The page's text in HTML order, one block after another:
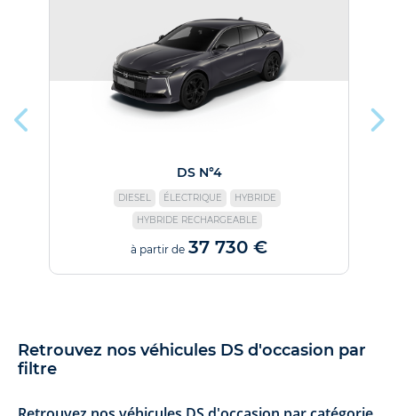
DS N°4
DIESEL ÉLECTRIQUE
HYBRIDE
HYBRIDE RECHARGEABLE
à partir de 37 730 €
Retrouvez nos véhicules DS d'occasion par
filtre